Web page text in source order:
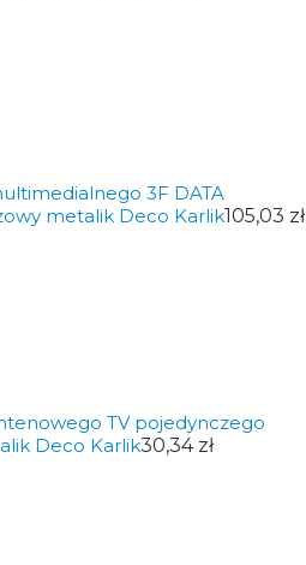
3F DATA
metalik Deco Karlik105,03 zł
TV pojedynczego
Deco Karlik30,34 zł